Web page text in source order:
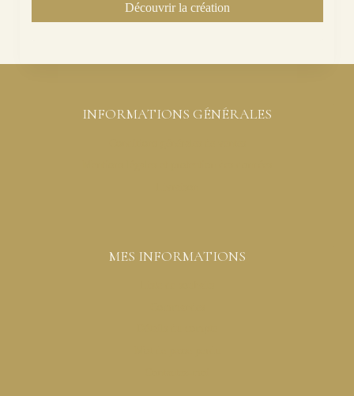
Découvrir la création
INFORMATIONS GÉNÉRALES
MES INFORMATIONS